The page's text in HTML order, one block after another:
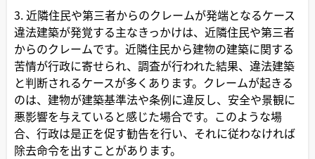
3. 近隣住民や第三者からのクレームが発端となるケース
違法建築が発覚する主なきっかけは、近隣住民や第三者
からのクレームです。近隣住民から建物の建築に関する
苦情が行政に寄せられ、調査が行われた結果、違法建築
と判断されるケースが多くあります。クレームが起きる
のは、建物が建築基準法や条例に違反し、安全や景観に
悪影響を与えていると感じた場合です。このような場
合、行政は是正を促す勧告を行い、それに従わなければ
除去命令を出すことがあります。